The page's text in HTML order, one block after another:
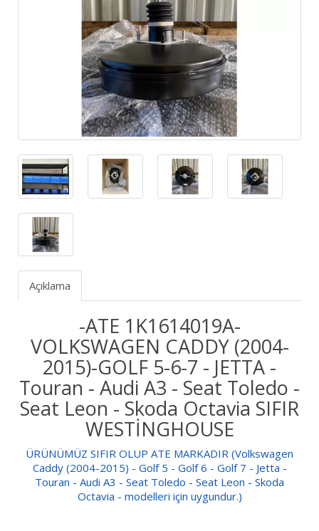
Açıklama
-ATE 1K1614019A-
VOLKSWAGEN CADDY (2004-
2015)-GOLF 5-6-7 - JETTA -
Touran - Audi A3 - Seat Toledo -
Seat Leon - Skoda Octavia SIFIR
WESTİNGHOUSE
ÜRÜNÜMÜZ SIFIR OLUP ATE MARKADIR (Volkswagen
Caddy (2004-2015) - Golf 5 - Golf 6 - Golf 7 - Jetta -
Touran - Audi A3 - Seat Toledo - Seat Leon - Skoda
Octavia - modelleri için uygundur.)